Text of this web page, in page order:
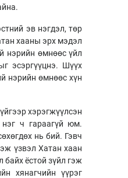
эв нэгдэл, төр
хааны эрх мэдэл
нэрийн өмнөөс үйл
эсэргүүцнэ. Шүүх
нэрийн өмнөөс хүн
хэрэгжүүлсэн
ч гараагүй юм.
нь бий. Гэвч
үзвэл Хатан хаан
байх ёстой зүйл гэж
хянагчийн үүрэг